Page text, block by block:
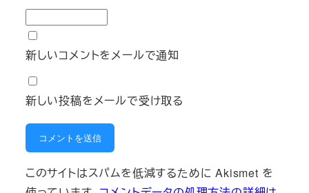
新しいコメントをメールで通知
新しい投稿をメールで受け取る
このサイトはスパムを低減するために Akismet を